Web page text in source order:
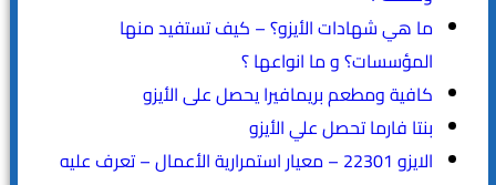
ما هي شهادات الأيزو؟ – كيف تستفيد منها
المؤسسات؟ و ما انواعها ؟
كافية ومطعم بريمافيرا يحصل على الأيزو
بنتا فارما تحصل علي الأيزو
الايزو 22301 – معيار استمرارية الأعمال – تعرف عليه